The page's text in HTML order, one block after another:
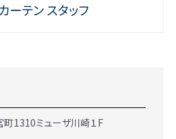
ーテン スタッフ
1310ミューザ川崎１F